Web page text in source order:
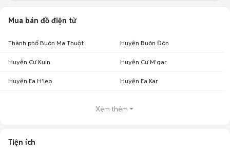
Mua bán đồ điện tử
Thành phố Buôn Ma Thuột Huyện Buôn Đôn
Huyện Cư Kuin Huyện Cư M'gar
Huyện Ea H'leo Huyện Ea Kar
Xem thêm
Tiện ích